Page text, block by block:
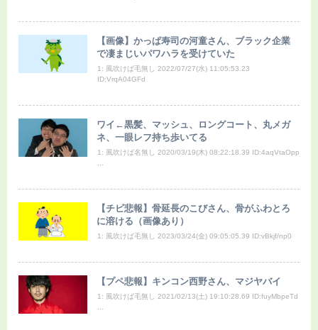
【画像】かっぱ寿司の河童さん、ブラック企業
で凄まじいパワハラを受けていた
1: 風吹けば毛無し 2022/07/27(水) 11:05:53.23
ID:VrqA04GFd
ワイ←黒髪、マッシュ、ロングコート、丸メガ
ネ、一眼レフ持ち歩いてる
1: 風吹けば名無し 2020/03/19(木) 08:22:18.39 ID:4aqVtaOpp
【チビ悲報】骨延長のこびさん、骨がふわとろ
に溶ける（画像あり）
1: 風吹けば毛無し 2023/03/24(金) 09:05:05.39 ID:vBkjf/np0
【プペ悲報】キンコン西野さん、マジヤバイ
1: 風吹けば毛無し 2021/02/13(土) 19:10:28.69 ID:fuyMbpeTd